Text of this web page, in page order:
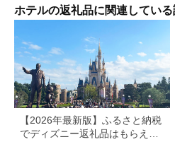
ホテルの返礼品に関連してい
【2026年最新版】ふるさと納税
でディズニー返礼品はもらえ